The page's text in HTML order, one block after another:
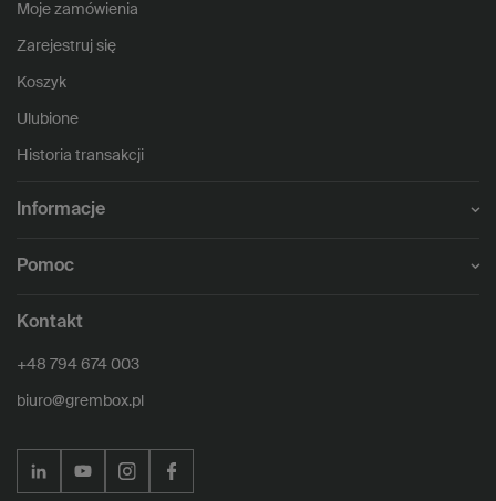
Moje zamówienia
Zarejestruj się
Koszyk
Ulubione
Historia transakcji
Informacje
Pomoc
Kontakt
+48 794 674 003
biuro@grembox.pl